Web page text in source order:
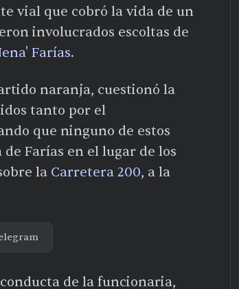
vial que cobró la vida de un
involucrados escoltas de
Farías.
naranja, cuestionó la
tanto por el
que ninguno de estos
Farías en el lugar de los
la Carretera 200, a la
de la funcionaria,